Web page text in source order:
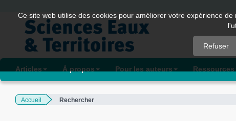
Quick
jump
page
content
Navigation
Main
Articles À propos Pour les auteurs Ressources
Accueil Rechercher
Ce site web utilise des cookies pour améliorer votre expérience
Refuser